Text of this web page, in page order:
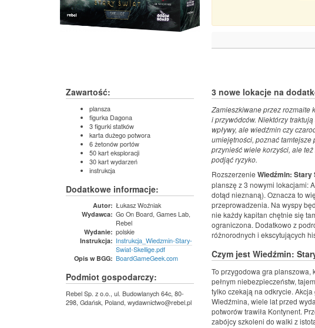
Zawartość:
plansza
figurka Dagona
3 figurki statków
karta dużego potwora
6 żetonów portów
50 kart eksploracji
30 kart wydarzeń
instrukcja
Dodatkowe informacje:
Autor: Łukasz Woźniak
Wydawca: Go On Board, Games Lab,
Rebel
Wydanie: polskie
Instrukcja: Instrukcja_Wiedzmin-Stary-
Swiat-Skellige.pdf
Opis w BGG: BoardGameGeek.com
Podmiot gospodarczy:
Rebel Sp. z o.o., ul. Budowlanych 64c, 80-
298, Gdańsk, Poland, wydawnictwo@rebel.pl
3 nowe lokacje na
Zamieszkiwane przez rozmaite
i przywódców. Niektórzy
wpływy, ale wiedźmin czy
umiejętności, poznać tamtejsze
przynieść wiele korzyści, ale
podjąć ryzyko.
Rozszerzenie Wiedźmin: Stary
planszę z 3 nowymi lokacjami:
dotąd nieznaną). Oznacza to
przeprowadzenia. Na wyspy
nie każdy kapitan chętnie się
ograniczona. Dodatkowo z
różnorodnych i ekscytujących
Czym jest Wiedźmin:
To przygodowa gra planszowa,
pełnym niebezpieczeństw,
tylko czekają na odkrycie.
Wiedźmina, wiele lat przed
potworów trawiła Kontynent.
zabójcy szkoleni do walki z